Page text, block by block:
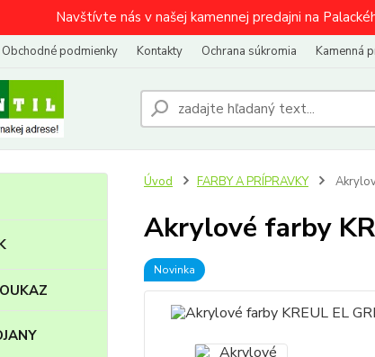
Navštívte nás v našej kamennej predajni na
Obchodné podmienky Kontakty Ochrana súkromia Kamenná
Úvod FARBY A PRÍPRAVKY
Akrylové farby
Novinka